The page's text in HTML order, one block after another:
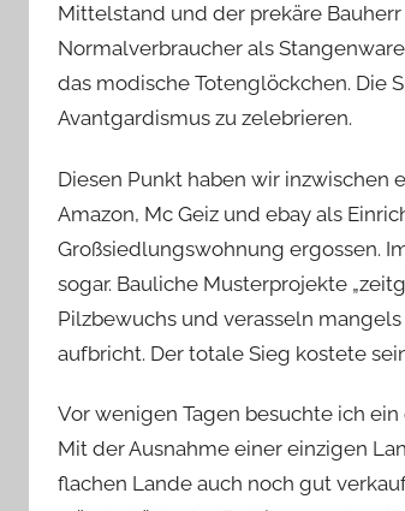
Mittelstand und der prekäre
Normalverbraucher als
das modische Totenglöckchen. Die
Avantgardismus zu zelebrieren.
Diesen Punkt haben wir inzwischen
Amazon, Mc Geiz und ebay als
Großsiedlungswohnung ergossen.
sogar. Bauliche Musterprojekte
Pilzbewuchs und verasseln
aufbricht. Der totale Sieg kostete
Vor wenigen Tagen besuchte ich
Mit der Ausnahme einer einzigen
flachen Lande auch noch gut